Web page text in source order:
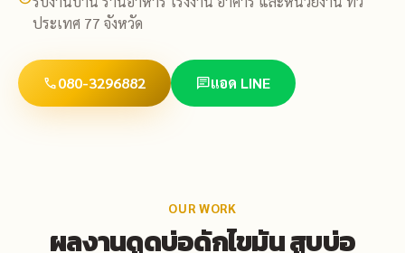
ประเทศ 77 จังหวัด
call080-3296882 chatแอด LINE
OUR WORK
ผลงานดูดบ่อดักไขมัน สูบบ่อ